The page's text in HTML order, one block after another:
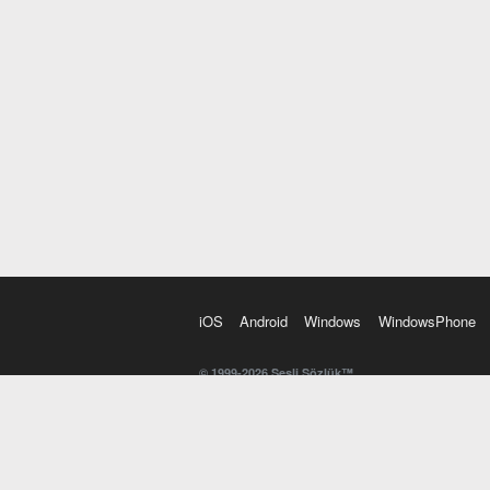
iOS Android Windows WindowsPhone
© 1999-2026 Sesli Sözlük™